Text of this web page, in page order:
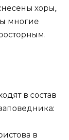
хоры,
многие
в состав
в